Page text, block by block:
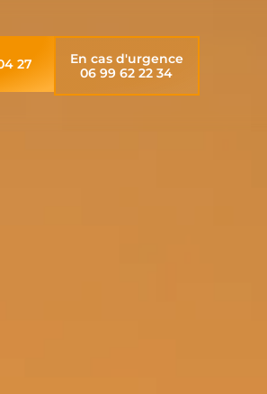
27
En cas d'urgence
06 99 62 22 34